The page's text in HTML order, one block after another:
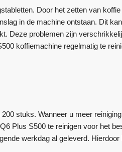
Door het zetten van
in de machine ontstaan. Dit
Deze problemen zijn
koffiemachine regelmatig te
stuks. Wanneer u meer
Plus S500 te reinigen voor het
werkdag al geleverd. Hierdoor